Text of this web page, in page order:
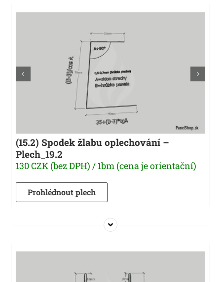
(15.2) Spodek žlabu oplechování –
Plech_19.2
130 CZK (bez DPH) / 1bm (cena je orientační)
Prohlédnout plech